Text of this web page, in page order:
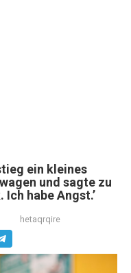
ein kleines
und sagte zu
habe Angst.’
hetaqrqire